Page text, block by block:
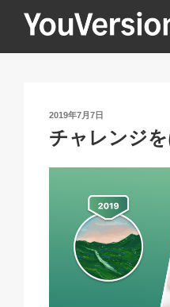
YOUVERSION
投
日:
2019年7月7日
チャレンジ